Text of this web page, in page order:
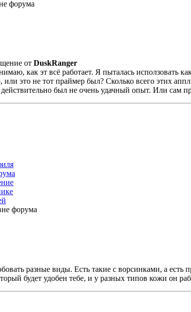
от DuskRanger
как эт всё работает. Я пыталась исползовать
или это не тот праймер был? Сколько всего этих
был не очень удачный опыт. Или сам
разные виды. Есть такие с ворсинками, а есть
будет удобен тебе, и у разных типов кожи он